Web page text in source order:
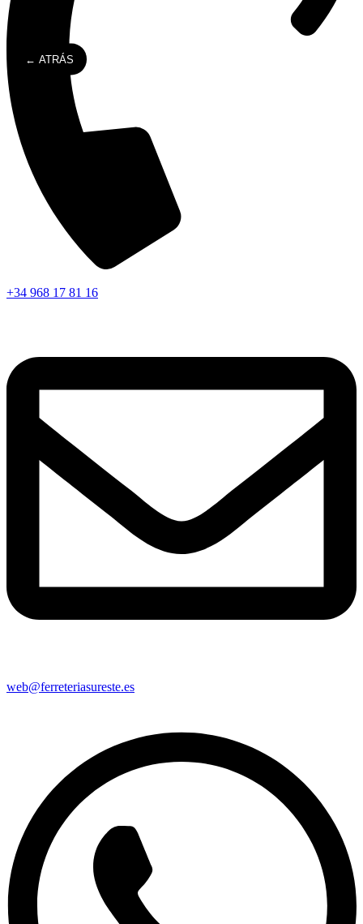
+34 968 17 81 16
web@ferreteriasureste.es
← ATRÁS